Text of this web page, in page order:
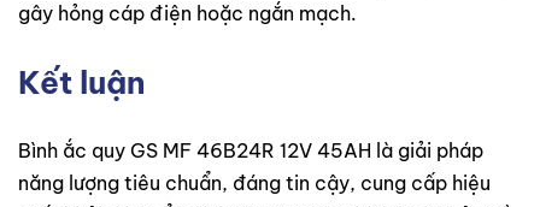
gây hỏng cáp điện hoặc ngắn mạch.
Kết luận
Bình ắc quy GS MF 46B24R 12V 45AH là giải pháp
năng lượng tiêu chuẩn, đáng tin cậy, cung cấp hiệu